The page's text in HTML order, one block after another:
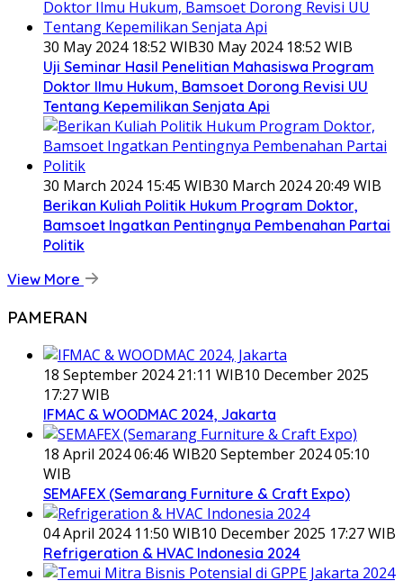
30 May 2024 18:52 WIB30 May 2024 18:52 WIB
Uji Seminar Hasil Penelitian Mahasiswa Program
Doktor Ilmu Hukum, Bamsoet Dorong Revisi UU
Tentang Kepemilikan Senjata Api
30 March 2024 15:45 WIB30 March 2024 20:49 WIB
Berikan Kuliah Politik Hukum Program Doktor,
Bamsoet Ingatkan Pentingnya Pembenahan Partai
Politik
View More
PAMERAN
18 September 2024 21:11 WIB10 December 2025
17:27 WIB
IFMAC & WOODMAC 2024, Jakarta
18 April 2024 06:46 WIB20 September 2024 05:10
WIB
SEMAFEX (Semarang Furniture & Craft Expo)
04 April 2024 11:50 WIB10 December 2025 17:27 WIB
Refrigeration & HVAC Indonesia 2024